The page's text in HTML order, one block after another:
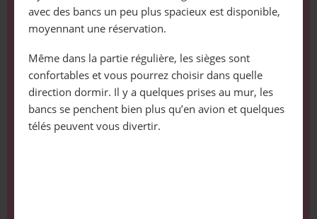
avec des bancs un peu plus spacieux est disponible,
moyennant une réservation.
Même dans la partie régulière, les sièges sont
confortables et vous pourrez choisir dans quelle
direction dormir. Il y a quelques prises au mur, les
bancs se penchent bien plus qu’en avion et quelques
télés peuvent vous divertir.